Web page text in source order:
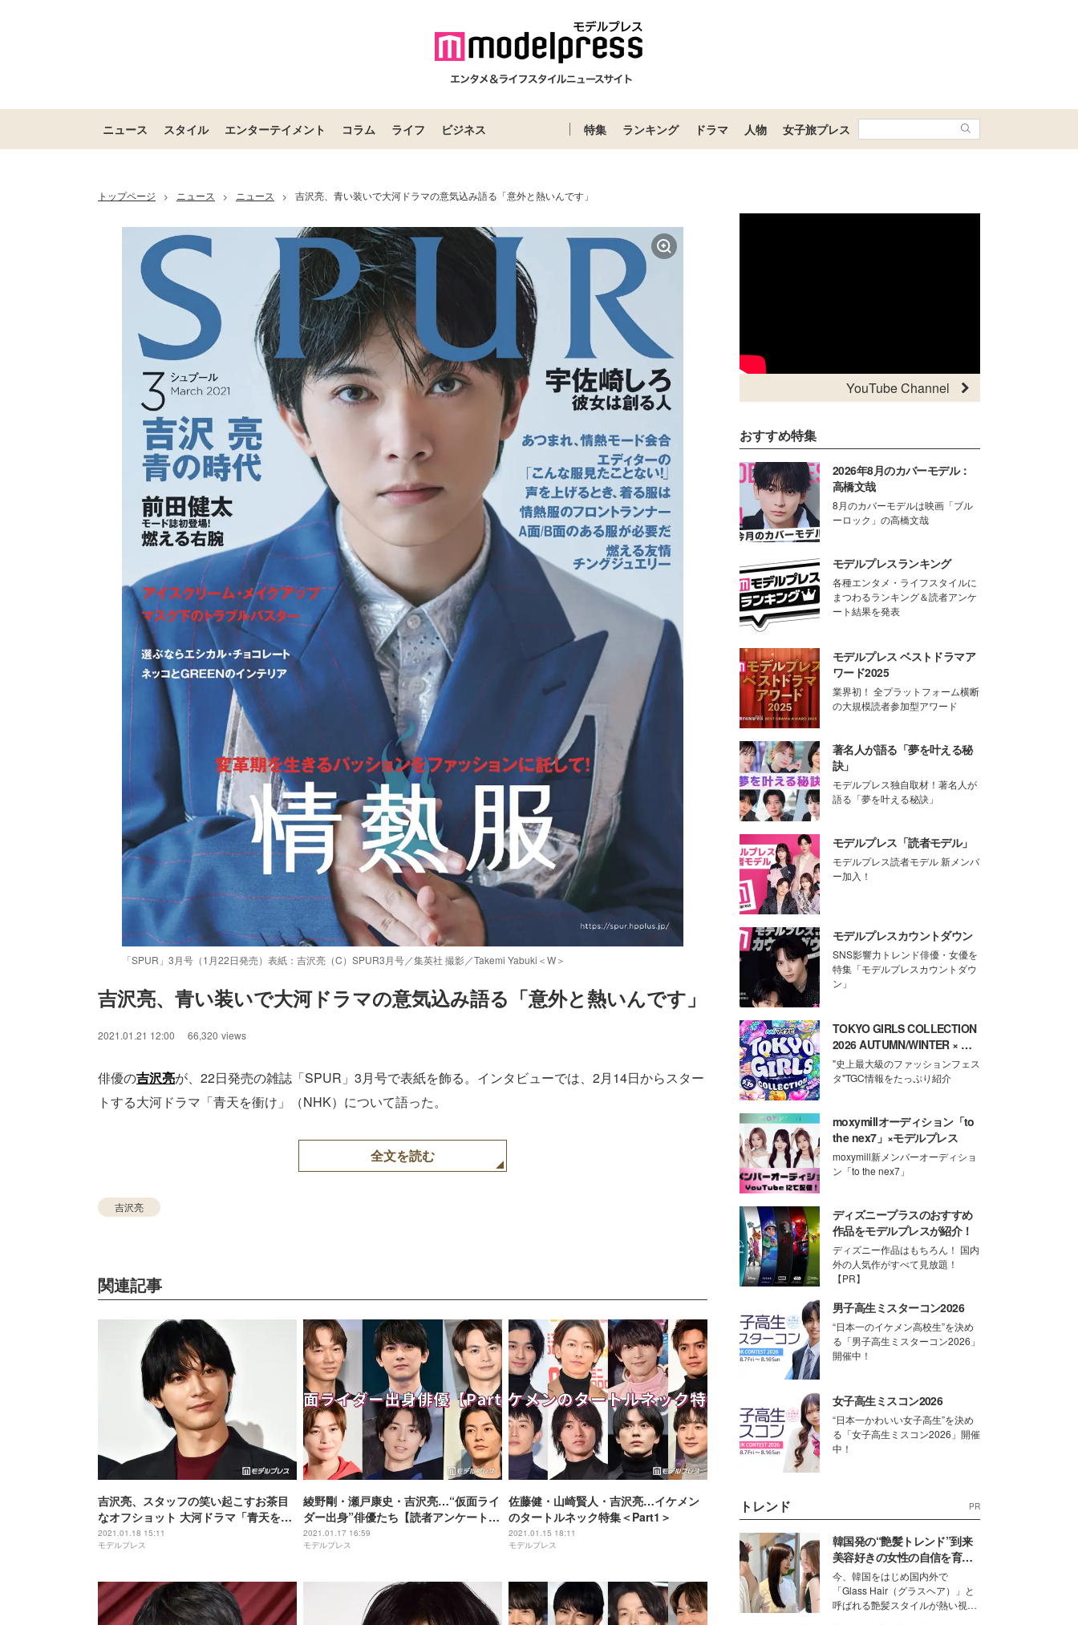
ニュース スタイル エンターテイメント コラム ライフ ビジネス 特集 ランキング ドラマ 人物 女子旅プレス
トップページ > ニュース > ニュース > 吉沢亮、青い装いで大河ドラマの意気込み語る「意外と熱いんです」
「SPUR」3月号（1月22日発売）表紙：吉沢亮（C）SPUR3月号／集英社 撮影／Takemi Yabuki＜W＞
吉沢亮、青い装いで大河ドラマの意気込み語る「意外と熱いんです」
2021.01.21 12:00 66,320 views
俳優の吉沢亮が、22日発売の雑誌「SPUR」3月号で表紙を飾る。インタビューでは、2月14日からスター
トする大河ドラマ「青天を衝け」（NHK）について語った。
全文を読む
吉沢亮
関連記事
吉沢亮、スタッフの笑い起こすお茶目
なオフショット 大河ドラマ「青天を衝
け」Instagram開設
2021.01.18 15:11
モデルプレス
綾野剛・瀬戸康史・吉沢亮…“仮面ライ
ダー出身”俳優たち【読者アンケート結
果／Part2】
2021.01.17 16:59
モデルプレス
佐藤健・山崎賢人・吉沢亮…イケメン
のタートルネック特集＜Part1＞
2021.01.15 18:11
モデルプレス
YouTube Channel
おすすめ特集
2026年8月のカバーモデル：
高橋文哉
8月のカバーモデルは映画「ブル
ーロック」の高橋文哉
モデルプレスランキング
各種エンタメ・ライフスタイルに
まつわるランキング＆読者アンケ
ート結果を発表
モデルプレス ベストドラマア
ワード2025
業界初！ 全プラットフォーム横断
の大規模読者参加型アワード
著名人が語る「夢を叶える秘
訣」
モデルプレス独自取材！著名人が
語る「夢を叶える秘訣」
モデルプレス「読者モデル」
モデルプレス読者モデル 新メンバ
ー加入！
モデルプレスカウントダウン
SNS影響力トレンド俳優・女優を
特集「モデルプレスカウントダウ
ン」
TOKYO GIRLS COLLECTION
2026 AUTUMN/WINTER × モ
デルプレス
"史上最大級のファッションフェス
タ"TGC情報をたっぷり紹介
moxymillオーディション「to
the nex7」×モデルプレス
moxymill新メンバーオーディショ
ン「to the nex7」
ディズニープラスのおすすめ
作品をモデルプレスが紹介！
ディズニー作品はもちろん！ 国内
外の人気作がすべて見放題！
【PR】
男子高生ミスターコン2026
“日本一のイケメン高校生”を決め
る「男子高生ミスターコン2026」
開催中！
女子高生ミスコン2026
“日本一かわいい女子高生”を決め
る「女子高生ミスコン2026」開催
中！
トレンド PR
韓国発の“艶髪トレンド”到来
美容好きの女性の自信を育む
「ヘアケア事情」って？
今、韓国をはじめ国内外で
「Glass Hair（グラスヘア）」と
呼ばれる艶髪スタイルが熱い視線